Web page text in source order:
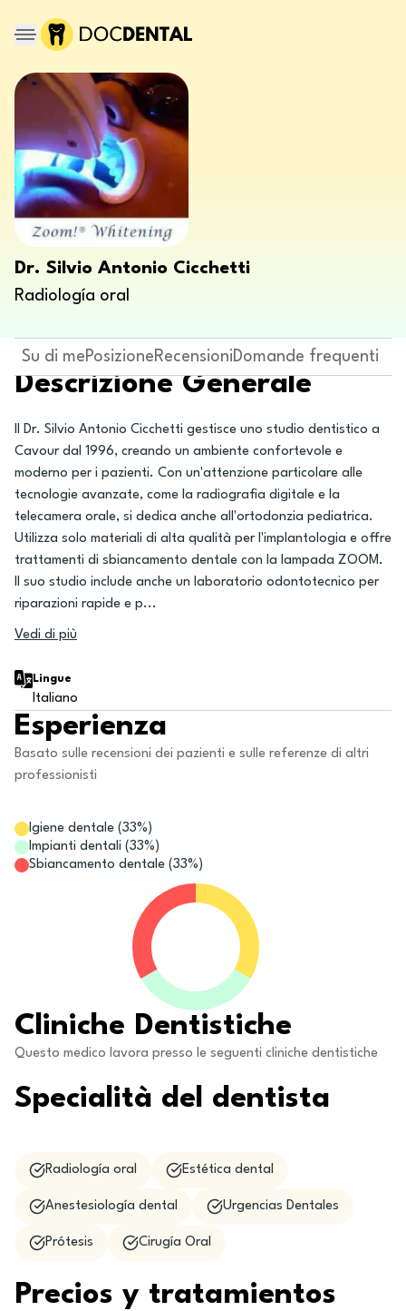
Dr. Silvio Antonio Cicchetti
Radiología oral
Su di mePosizioneRecensioniDomande frequenti
Descrizione Generale
Il Dr. Silvio Antonio Cicchetti gestisce uno studio dentistico a
Cavour dal 1996, creando un ambiente confortevole e
moderno per i pazienti. Con un'attenzione particolare alle
tecnologie avanzate, come la radiografia digitale e la
telecamera orale, si dedica anche all'ortodonzia pediatrica.
Utilizza solo materiali di alta qualità per l'implantologia e offre
trattamenti di sbiancamento dentale con la lampada ZOOM.
Il suo studio include anche un laboratorio odontotecnico per
riparazioni rapide e p...
Vedi di più
Lingue
Italiano
Esperienza
Basato sulle recensioni dei pazienti e sulle referenze di altri
professionisti
Igiene dentale (33%)
Impianti dentali (33%)
Sbiancamento dentale (33%)
Cliniche Dentistiche
Questo medico lavora presso le seguenti cliniche dentistiche
Specialità del dentista
Radiología oral Estética dental
Anestesiología dental Urgencias Dentales
Prótesis Cirugía Oral
Precios y tratamientos